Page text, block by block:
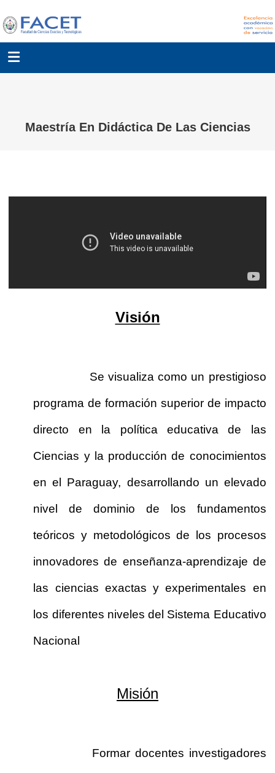
Maestría En Didáctica De Las Ciencias
Visión
Se visualiza como un prestigioso
programa de formación superior de impacto
directo en la política educativa de las
Ciencias y la producción de conocimientos
en el Paraguay, desarrollando un elevado
nivel de dominio de los fundamentos
teóricos y metodológicos de los procesos
innovadores de enseñanza-aprendizaje de
las ciencias exactas y experimentales en
los diferentes niveles del Sistema Educativo
Nacional
Misión
Formar docentes investigadores